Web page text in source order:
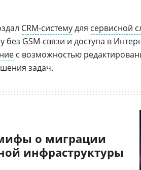
CRM-системудля сервисной
без GSM-связи и доступа в
с возможностью
задач.
о миграции
инфраструктуры